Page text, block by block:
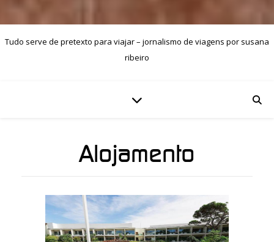
Tudo serve de pretexto para viajar – jornalismo de viagens por susana
ribeiro
Alojamento